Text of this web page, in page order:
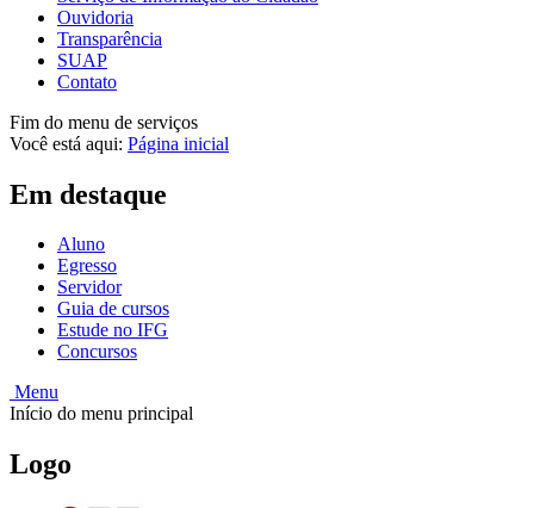
Ouvidoria
Transparência
SUAP
Contato
Fim do menu de serviços
Você está aqui: Página inicial
Em destaque
Aluno
Egresso
Servidor
Guia de cursos
Estude no IFG
Concursos
Menu
Início do menu principal
Logo